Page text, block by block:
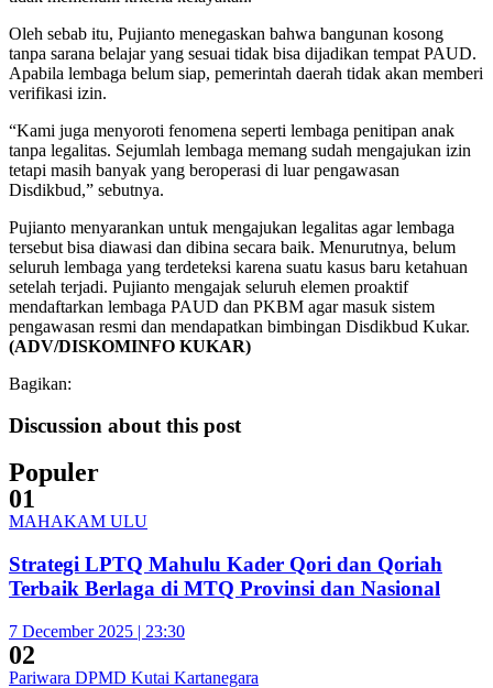
Oleh sebab itu, Pujianto menegaskan bahwa bangunan kosong
tanpa sarana belajar yang sesuai tidak bisa dijadikan tempat PAUD.
Apabila lembaga belum siap, pemerintah daerah tidak akan memberi
verifikasi izin.
“Kami juga menyoroti fenomena seperti lembaga penitipan anak
tanpa legalitas. Sejumlah lembaga memang sudah mengajukan izin
tetapi masih banyak yang beroperasi di luar pengawasan
Disdikbud,” sebutnya.
Pujianto menyarankan untuk mengajukan legalitas agar lembaga
tersebut bisa diawasi dan dibina secara baik. Menurutnya, belum
seluruh lembaga yang terdeteksi karena suatu kasus baru ketahuan
setelah terjadi. Pujianto mengajak seluruh elemen proaktif
mendaftarkan lembaga PAUD dan PKBM agar masuk sistem
pengawasan resmi dan mendapatkan bimbingan Disdikbud Kukar.
(ADV/DISKOMINFO KUKAR)
Bagikan:
Discussion about this post
Populer
01
MAHAKAM ULU
Strategi LPTQ Mahulu Kader Qori dan Qoriah
Terbaik Berlaga di MTQ Provinsi dan Nasional
7 December 2025 | 23:30
02
Pariwara DPMD Kutai Kartanegara